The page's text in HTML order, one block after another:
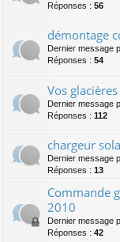
Réponses : 56
démontage
Dernier message
Réponses : 54
Vos
Dernier message
Réponses : 112
chargeur
Dernier message
Réponses : 13
Commande
2010
Dernier message
Réponses : 42